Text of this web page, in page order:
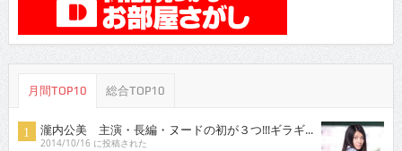
月間TOP10 総合TOP10
瀧内公美 主演・長編・ヌードの初が３つ!!!ギラギ...
2014/10/16 に投稿された